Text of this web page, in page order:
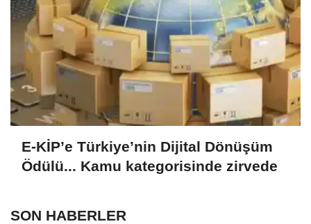
E-KİP’e Türkiye’nin Dijital Dönüşüm
Ödülü... Kamu kategorisinde zirvede
SON HABERLER